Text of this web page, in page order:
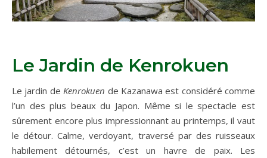
Le Jardin de Kenrokuen
Le jardin de Kenrokuen de Kazanawa est considéré comme
l’un des plus beaux du Japon. Même si le spectacle est
sûrement encore plus impressionnant au printemps, il vaut
le détour. Calme, verdoyant, traversé par des ruisseaux
habilement détournés, c’est un havre de paix. Les